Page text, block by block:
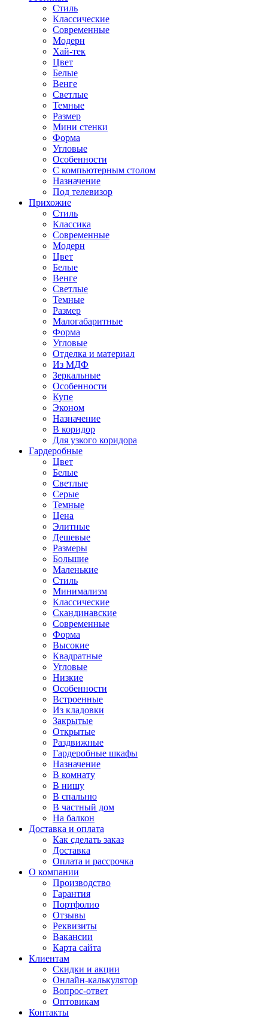
Стиль
Классические
Современные
Модерн
Хай-тек
Цвет
Белые
Венге
Светлые
Темные
Размер
Мини стенки
Форма
Угловые
Особенности
С компьютерным столом
Назначение
Под телевизор
Прихожие
Стиль
Классика
Современные
Модерн
Цвет
Белые
Венге
Светлые
Темные
Размер
Малогабаритные
Форма
Угловые
Отделка и материал
Из МДФ
Зеркальные
Особенности
Купе
Эконом
Назначение
В коридор
Для узкого коридора
Гардеробные
Цвет
Белые
Светлые
Серые
Темные
Цена
Элитные
Дешевые
Размеры
Большие
Маленькие
Стиль
Минимализм
Классические
Скандинавские
Современные
Форма
Высокие
Квадратные
Угловые
Низкие
Особенности
Встроенные
Из кладовки
Закрытые
Открытые
Раздвижные
Гардеробные шкафы
Назначение
В комнату
В нишу
В спальню
В частный дом
На балкон
Доставка и оплата
Как сделать заказ
Доставка
Оплата и рассрочка
О компании
Производство
Гарантия
Портфолио
Отзывы
Реквизиты
Вакансии
Карта сайта
Клиентам
Скидки и акции
Онлайн-калькулятор
Вопрос-ответ
Оптовикам
Контакты